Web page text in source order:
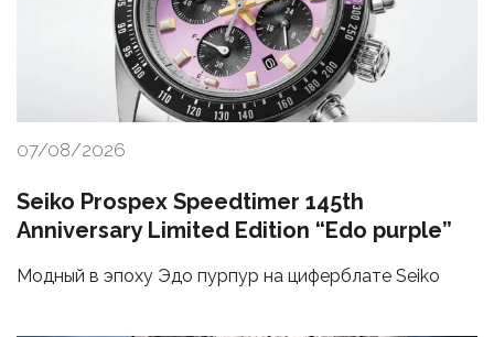
07/08/2026
Seiko Prospex Speedtimer 145th
Anniversary Limited Edition “Edo purple”
Модный в эпоху Эдо пурпур на циферблате Seiko